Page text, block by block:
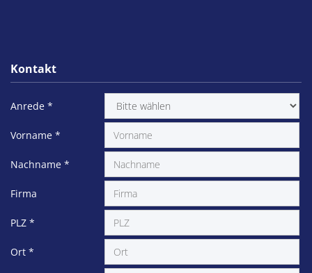
Kontakt
Anrede *
Vorname *
Nachname *
Firma
PLZ *
Ort *